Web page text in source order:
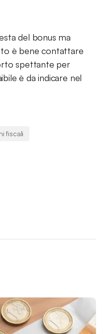
del bonus ma
è bene contattare
spettante per
è da indicare nel
fiscali